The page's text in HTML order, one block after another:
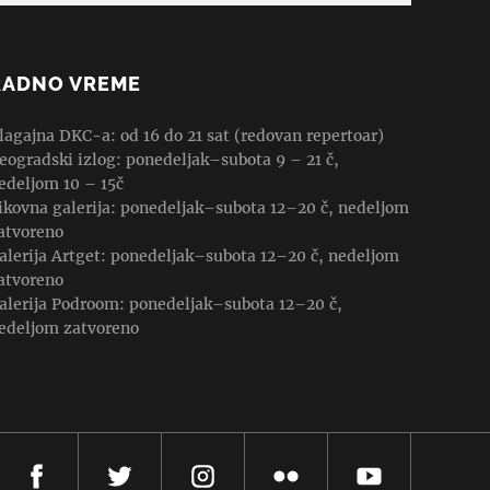
VREME
DKC-a: od 16 do 21 sat (redovan repertoar)
izlog: ponedeljak–subota 9 – 21 č,
10 – 15č
galerija: ponedeljak–subota 12–20 č, nedeljom
Artget: ponedeljak–subota 12–20 č, nedeljom
Podroom: ponedeljak–subota 12–20 č,
zatvoreno